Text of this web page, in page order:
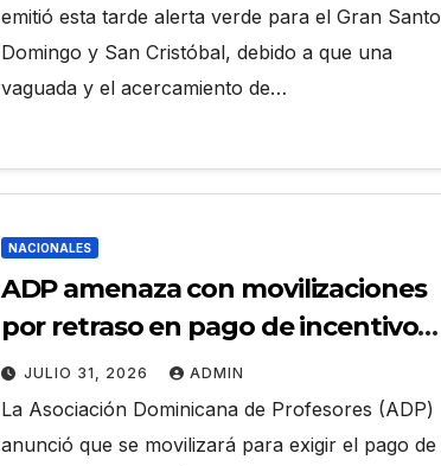
emitió esta tarde alerta verde para el Gran Santo
Domingo y San Cristóbal, debido a que una
vaguada y el acercamiento de…
NACIONALES
ADP amenaza con movilizaciones
por retraso en pago de incentivos
de Evaluación Docente
JULIO 31, 2026 ADMIN
La Asociación Dominicana de Profesores (ADP)
anunció que se movilizará para exigir el pago de